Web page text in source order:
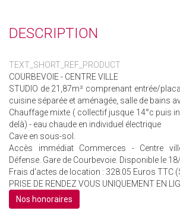
DESCRIPTION
TEXT_SHORT_REF_PRODUCT
COURBEVOIE - CENTRE VILLE
STUDIO de 21,87m² comprenant entrée/
cuisine séparée et aménagée, salle de bains
Chauffage mixte ( collectif jusque 14°c puis
delà) - eau chaude en individuel électrique
Cave en sous-sol.
Accès immédiat Commerces - Centre
Défense. Gare de Courbevoie. Disponible le
Frais d'actes de location : 328.05 Euros TTC
PRISE DE RENDEZ VOUS UNIQUEMENT EN
Nos honoraires